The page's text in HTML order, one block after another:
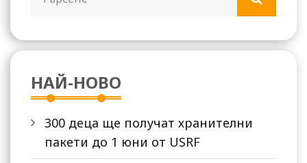
НАЙ-НОВО
300 деца ще получат хранителни
пакети до 1 юни от USRF